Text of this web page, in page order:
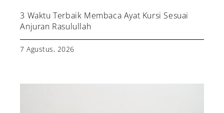
3 Waktu Terbaik Membaca Ayat Kursi Sesuai
Anjuran Rasulullah
7 Agustus, 2026